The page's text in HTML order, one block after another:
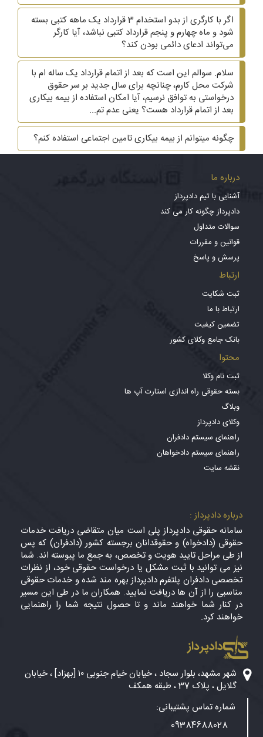
اگر با کارگری از بدو استخدام 3 قرارداد یک ماهه کتبی بسته
شود و ماه چهارم و پنجم قرارداد کتبی نباشد، آیا کارگر
می‌تواند ادعای دائمی بودن کند؟
سلام. سوالم این است که بعد از اتمام قرارداد یک ساله ام با
شرکت محل کارم، چنانچه برای سال جدید بر سر حقوق
درخواستی به توافق نرسیم، آیا امکان استفاده از بیمه بیکاری
بعد از اتمام قرارداد هست؟ یعنی عدم تم...
چگونه میتوانم از بیمه بیکاری تامین اجتماعی استفاده کنم؟
درباره ما
آشنایی با تیم دادپرداز
دادپرداز چگونه کار می کند
سوالات متداول
قوانین و مقررات
پرسش و پاسخ
ارتباط
ثبت شکایت
ارتباط با ما
تضمین کیفیت
بانک جامع وکلای کشور
محتوا
ثبت نام وکلا
بسته حقوقی راه اندازی استارت آپ ها
وبلاگ
وکلای دادپرداز
راهنمای سیستم دادفران
راهنمای سیستم دادخواهان
نقشه سایت
درباره دادپرداز :
سامانه حقوقی دادپرداز پلی است میان متقاضی دریافت خدمات
حقوقی (دادخواه) و حقوقدانان برجسته کشور (دادفران) که پس
از طی مراحل تایید هویت و تخصص، به جمع ما پیوسته اند. شما
نیز می توانید با ثبت مشکل یا درخواست حقوقی خود، از نظرات
تخصصی دادفران پلتفرم دادپرداز بهره مند شده و خدمات حقوقی
مناسبی را از آن ها دریافت نمایید. همکاران ما در طی این مسیر
در کنار شما خواهند ماند و تا حصول نتیجه شما را راهنمایی
خواهند کرد.
دادپرداز
شهر مشهد، بلوار سجاد ، خیابان خیام جنوبی ۱۰ [بهزاد] ، خیابان
گلایل ، پلاک 37 ، طبقه همکف
شماره تماس پشتیبانی:
09384688028